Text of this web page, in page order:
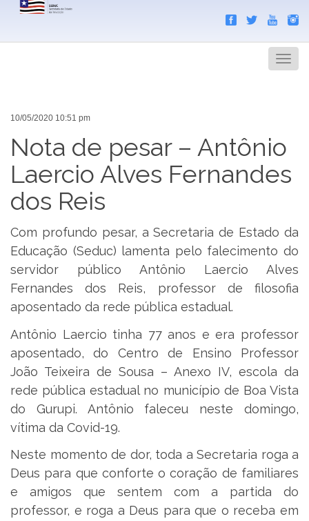
Menu
10/05/2020 10:51 pm
Nota de pesar – Antônio
Laercio Alves Fernandes
dos Reis
Com profundo pesar, a Secretaria de Estado da
Educação (Seduc) lamenta pelo falecimento do
servidor público Antônio Laercio Alves
Fernandes dos Reis, professor de filosofia
aposentado da rede pública estadual.
Antônio Laercio tinha 77 anos e era professor
aposentado, do Centro de Ensino Professor
João Teixeira de Sousa – Anexo IV, escola da
rede pública estadual no município de Boa Vista
do Gurupi. Antônio faleceu neste domingo,
vítima da Covid-19.
Neste momento de dor, toda a Secretaria roga a
Deus para que conforte o coração de familiares
e amigos que sentem com a partida do
professor, e roga a Deus para que o receba em